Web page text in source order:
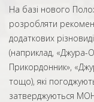
На базі нового
розробляти
додаткових
(наприклад, «Джура-
Прикордонник»,
тощо), які
затверджуються